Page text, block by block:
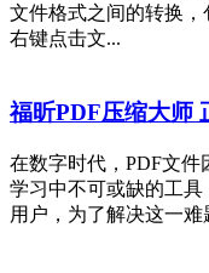
文件格式之间的转换，
右键点击文...
福昕PDF压缩大师
在数字时代，PDF文
学习中不可或缺的工
用户，为了解决这一难